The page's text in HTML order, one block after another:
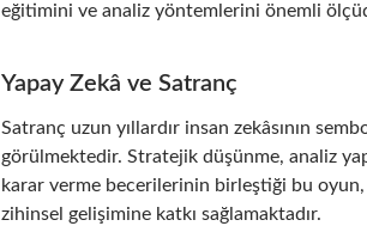
eğitimini ve analiz yöntemlerini önemli
Yapay Zekâ ve Satranç
Satranç uzun yıllardır insan zekâsının
görülmektedir. Stratejik düşünme, analiz
karar verme becerilerinin birleştiği bu oyun,
zihinsel gelişimine katkı sağlamaktadır.